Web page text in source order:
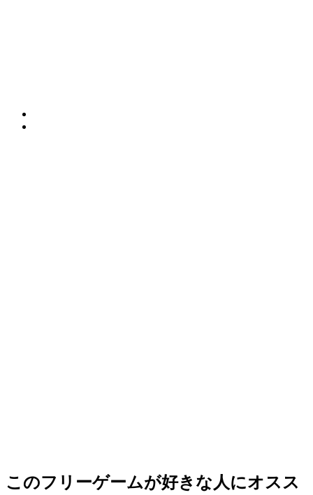
このフリーゲームが好きな人にオスス